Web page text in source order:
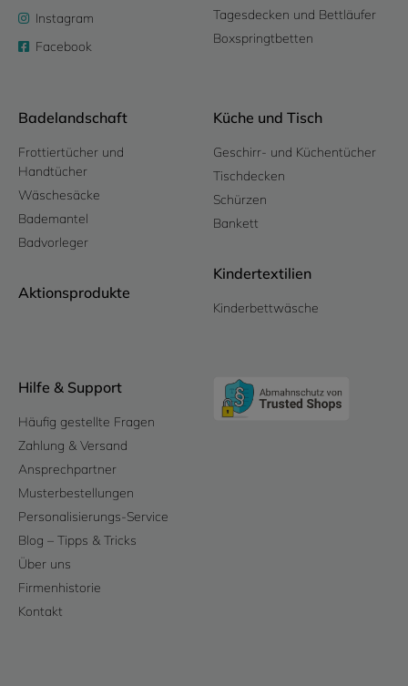
Instagram
Facebook
Tagesdecken und Bettläufer
Boxspringtbetten
Badelandschaft
Frottiertücher und
Handtücher
Wäschesäcke
Bademantel
Badvorleger
Aktionsprodukte
Küche und Tisch
Geschirr- und Küchentücher
Tischdecken
Schürzen
Bankett
Kindertextilien
Kinderbettwäsche
Hilfe & Support
Häufig gestellte Fragen
Zahlung & Versand
Ansprechpartner
Musterbestellungen
Personalisierungs-Service
Blog – Tipps & Tricks
Über uns
Firmenhistorie
Kontakt